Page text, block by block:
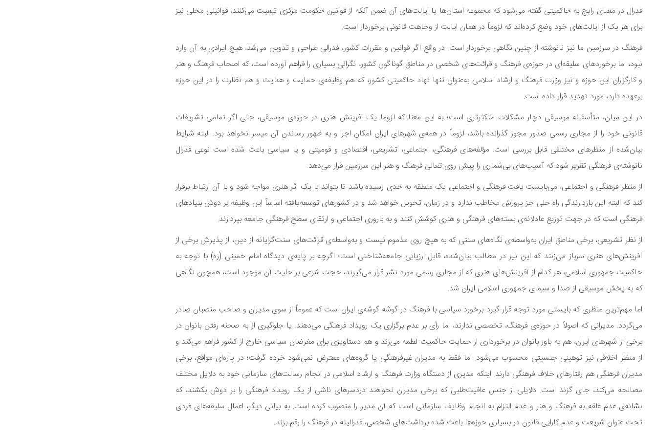
فدرال در معنای رایج به حاکمیتی گفته می‌شود که مجموعه استان‌ها یا ایالت‌های آن ضمن آنکه از قوانین حکومت مرکزی تبعیت می‌کنند، قوانینی محلی نیز
برای هر یک از ایالت‌های خود وضع کرده‌اند که لزوماً در همان ایالت از وجاهت قانونی برخوردار است.
فرهنگ در سرزمین ما نیز نانوشته از چنین نگاهی برخوردار است. در واقع اگر قوانین و مقررات کشور، فدرالی طراحی و تدوین می‌شد، هیچ ایرادی به آن وارد
نبود، اما برخوردهای سلیقه‌ای در حوزه‌ی فرهنگ و قرائت‌های شخصی در مناطق گوناگون کشور، نگرانی بسیاری را فراهم آورده است، که اصحاب فرهنگ و هنر
و کارگزاران این حوزه و نیز وزارت فرهنگ و ارشاد اسلامی به‌عنوان تنها نهاد حاکمیتی کشور، که هم وظیفه‌ی حمایت و هدایت و هم نظارت را در این حوزه
برعهده دارد، مورد تهدید قرار داده است.
در این میان، متأسفانه موسیقی دچار مشکلات متکثرتری است؛ به این معنا که لزوما یک آفرینش هنری در حوزه‌ی موسیقی، حتی اگر تمامی تشریفات
قانونی خود را از مجاری رسمی صدور مجوز گذرانده باشد، لزوماً در همه‌ی شهرهای ایران امکان اجرا و به ظهور رساندن آن میسر نخواهد بود. البته شرایط
بیان‌شده از منظرهای مختلفی قابل بررسی است. مؤلفه‌های فرهنگی، اجتماعی، تشریعی، اقتصادی و قومیتی و یا سیاسی باعث شده است نوعی فدرال
نانوشته‌ی فرهنگی تقریر شود که آسیب‌های بی‌شماری را پیش روی تعالی فرهنگ و هنر این سرزمین قرار می‌دهد.
از منظر فرهنگی و اجتماعی، می‌بایست بافت فرهنگی و اجتماعی یک منطقه به حدی رسیده باشد تا بتواند با یک اثر هنری مواجه شود و با آن ارتباط برقرار
کند که البته این بازدارندگی راه حلی جز پرورش مخاطب ندارد و در زمان، تحویل خواهد شد و در کشورهای توسعه‌یافته اساساً این وظیفه بر دوش بنیادهای
فرهنگی است که در جهت توزیع عادلانه‌ی بسته‌های فرهنگی و هنری کوشش کنند و به باروری اجتماعی و ارتقای سطح فرهنگی جامعه بپردازند.
از نظر تشریعی، برخی مناطق ایران به‌واسطه‌ی نگاه‌های سنتی که به هیچ روی مذموم نیست و به‌واسطه‌ی قرائت‌های سنت‌گرایانه از دین، از پذیرش برخی از
آفرینش‌های هنری سرباز می‌زنند که این نیز در مطالب بیان‌شده، قابل ارزیابی جامعه‌شناختی است؛ اگرچه بر پایه‌ی دیدگاه امام خمینی (ره) با توجه به
حاکمیت جمهوری اسلامی، هر کدام از آفرینش‌های هنری که از مجاری رسمی مورد نشر قرار می‌گیرند، حجت شرعی بر حلیت آن موجود است، همچون نگاهی
که به پخش موسیقی از صدا و سیمای جمهوری اسلامی ایران شد.
اما مهم‌ترین منظری که بایستی مورد توجه قرار گیرد برخورد سیاسی با فرهنگ در گوشه گوشه‌ی ایران است که عموماً از سوی مدیران و صاحب منصبان صادر
می‌گردد. مدیرانی که اصولاً در حوزه‌ی فرهنگ، تخصصی ندارند، اما رأی بر عدم برگزاری یک رویداد فرهنگی می‌دهند. یا جلوگیری از به صحنه رفتن بانوان در
برخی از شهرهای ایران، هم به باور بانوان در برخورداری از حمایت حاکمیت لطمه می‌زند و هم دستاویزی برای مغرضان سیاسی خارج از کشور فراهم می‌کند و
از منظر اخلاقی نیز توهینی جنسیتی محسوب می‌شود. اما فقط به مدیران غیرفرهنگی یا گروه‌های معترض نمی‌شود خرده گرفت؛ در پاره‌ای مواقع، برخی
مدیران فرهنگی هم رفتارهای خلاف فرهنگی دارند. اینکه مدیری از دستگاه وزارت فرهنگ و ارشاد اسلامی در انجام رسالت‌های سازمانی خود به دلایل مختلف
مصالحه می‌کند، جای گزند است. دلایلی از جنس عافیت‌طلبی که برخی مدیران نخواهند دردسرهای ناشی از یک رویداد فرهنگی را بر دوش بکشند، که
نشانه‌ی عدم علقه به فرهنگ و هنر و عدم التزام به انجام وظایف سازمانی است که آن مدیر را منصوب کرده است. به بیانی دیگر، اعمال سلیقه‌های فردی
تحت عنوان شریعت و عدم کارایی قانون در بسیاری حوزه‌ها باعث شده برداشت‌های شخصی، فدرالیته در فرهنگ را رقم بزند.